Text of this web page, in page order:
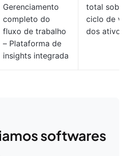
Gerenciamento
completo do
fluxo de trabalho
– Plataforma de
insights integrada
total sobre
ciclo de
dos ativos
softwares